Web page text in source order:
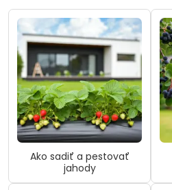
Ako sadiť a pestovať
jahody